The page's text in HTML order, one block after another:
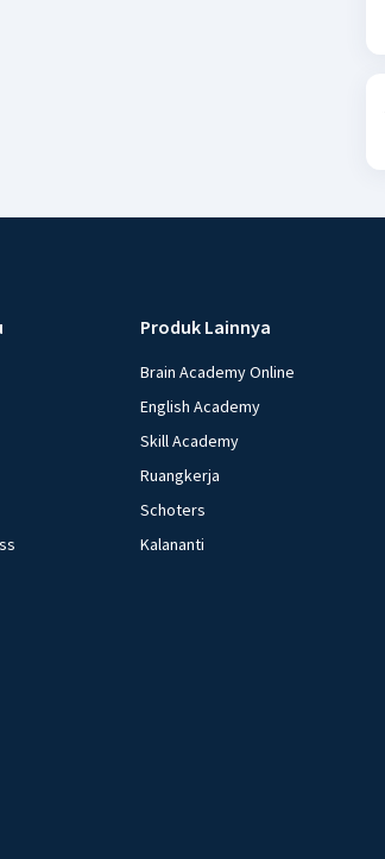
Produk Lainnya
Brain Academy Online
English Academy
Skill Academy
Ruangkerja
Schoters
Kalananti